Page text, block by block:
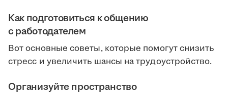
Как подготовиться к общению
с работодателем
Вот основные советы, которые помогут снизить
стресс и увеличить шансы на трудоустройство.
Организуйте пространство